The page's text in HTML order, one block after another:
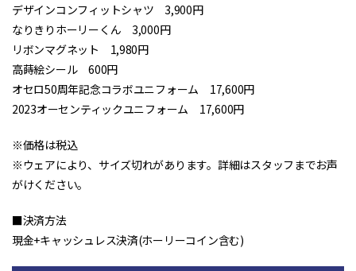
デザインコンフィットシャツ 3,900円
なりきりホーリーくん 3,000円
リボンマグネット 1,980円
高蒔絵シール 600円
オセロ50周年記念コラボユニフォーム 17,600円
2023オーセンティックユニフォーム 17,600円
※価格は税込
※ウェアにより、サイズ切れがあります。詳細はスタッフまでお声
がけください。
■決済方法
現金+キャッシュレス決済(ホーリーコイン含む)